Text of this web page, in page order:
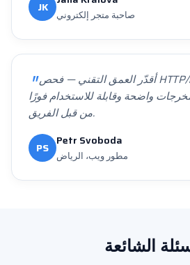
JK
صاحبة متجر إلكتروني
أقدّر العمق التقني — فحص HTTP/2 والضغط والتسلسل
واضحة وقابلة للاستخدام فورًا
من قبل الفريق.
PS Petr Svoboda
مطور ويب، الرياض
الشائعة